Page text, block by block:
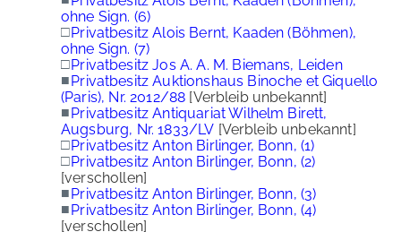
ohne Sign. (6)
□Privatbesitz Alois Bernt, Kaaden (Böhmen),
ohne Sign. (7)
□Privatbesitz Jos A. A. M. Biemans, Leiden
■Privatbesitz Auktionshaus Binoche et Giquello
(Paris), Nr. 2012/88 [Verbleib unbekannt]
■Privatbesitz Antiquariat Wilhelm Birett,
Augsburg, Nr. 1833/LV [Verbleib unbekannt]
□Privatbesitz Anton Birlinger, Bonn, (1)
□Privatbesitz Anton Birlinger, Bonn, (2)
[verschollen]
■Privatbesitz Anton Birlinger, Bonn, (3)
■Privatbesitz Anton Birlinger, Bonn, (4)
[verschollen]